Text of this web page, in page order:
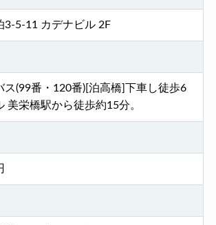
3-5-11 カデナビル 2F
ス(99番・120番)[泊高橋]下車し徒歩6
美栄橋駅から徒歩約15分。